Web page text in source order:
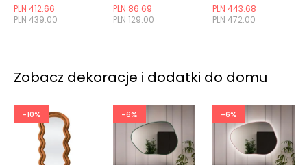
PLN 439.00
PLN 412.66
grafitowa/szara
PLN 129.00
PLN 86.69
PLN 472.00
PLN 443.68
Zobacz dekoracje i dodatki do domu
-10% -6% -6%